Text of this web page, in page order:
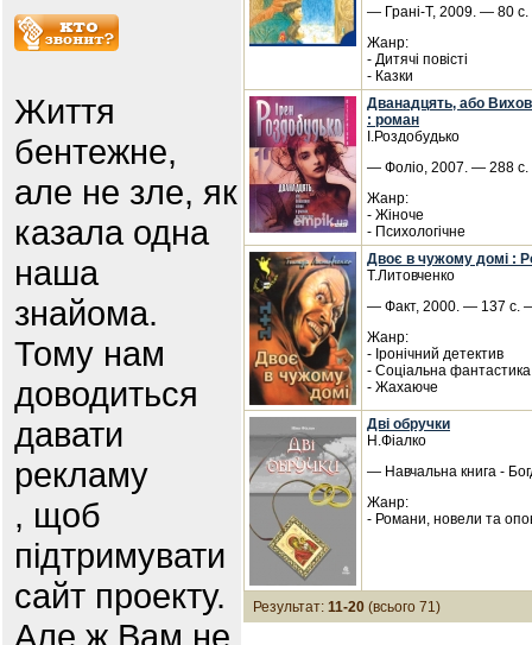
Життя
бентежне,
але не зле, як
казала одна
наша
знайома.
Тому нам
доводиться
давати
рекламу
, щоб
підтримувати
сайт проекту.
Але ж Вам не
— Грані-Т, 2009. — 80
Жанр:
- Дитячі повісті
- Казки
Дванадцять, або
: роман
І.Роздобудько
— Фоліо, 2007. — 288 с.
Жанр:
- Жіноче
- Психологічне
Двоє в чужому домі :
Т.Литовченко
— Факт, 2000. — 137 с.
Жанр:
- Іронічний детектив
- Соціальна фантастика
- Жахаюче
Дві обручки
Н.Фіалко
— Навчальна книга -
Жанр:
- Романи, новели та
Результат: 11-20 (всього 71)